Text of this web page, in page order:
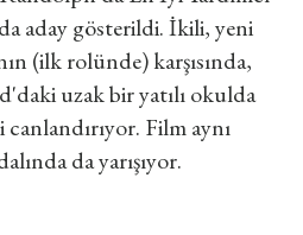
aday gösterildi. İkili, yeni
(ilk rolünde) karşısında,
uzak bir yatılı okulda
Film aynı
da yarışıyor.